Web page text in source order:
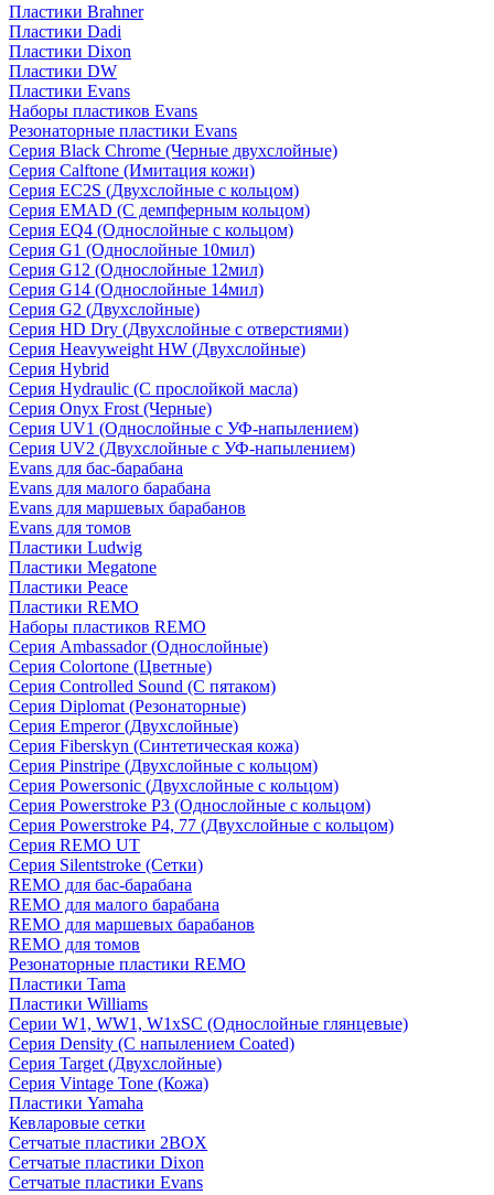
Пластики Brahner
Пластики Dadi
Пластики Dixon
Пластики DW
Пластики Evans
Наборы пластиков Evans
Резонаторные пластики Evans
Серия Black Chrome (Черные двухслойные)
Серия Calftone (Имитация кожи)
Серия EC2S (Двухслойные с кольцом)
Серия EMAD (С демпферным кольцом)
Серия EQ4 (Однослойные с кольцом)
Серия G1 (Однослойные 10мил)
Серия G12 (Однослойные 12мил)
Серия G14 (Однослойные 14мил)
Серия G2 (Двухслойные)
Серия HD Dry (Двухслойные с отверстиями)
Серия Heavyweight HW (Двухслойные)
Серия Hybrid
Серия Hydraulic (С прослойкой масла)
Серия Onyx Frost (Черные)
Серия UV1 (Однослойные с УФ-напылением)
Серия UV2 (Двухслойные с УФ-напылением)
Evans для бас-барабана
Evans для малого барабана
Evans для маршевых барабанов
Evans для томов
Пластики Ludwig
Пластики Megatone
Пластики Peace
Пластики REMO
Наборы пластиков REMO
Серия Ambassador (Однослойные)
Серия Colortone (Цветные)
Серия Controlled Sound (С пятаком)
Серия Diplomat (Резонаторные)
Серия Emperor (Двухслойные)
Серия Fiberskyn (Синтетическая кожа)
Серия Pinstripe (Двухслойные с кольцом)
Серия Powersonic (Двухслойные с кольцом)
Серия Powerstroke P3 (Однослойные с кольцом)
Серия Powerstroke P4, 77 (Двухслойные с кольцом)
Серия REMO UT
Серия Silentstroke (Сетки)
REMO для бас-барабана
REMO для малого барабана
REMO для маршевых барабанов
REMO для томов
Резонаторные пластики REMO
Пластики Tama
Пластики Williams
Серии W1, WW1, W1xSC (Однослойные глянцевые)
Серия Density (C напылением Coated)
Серия Target (Двухслойные)
Серия Vintage Tone (Кожа)
Пластики Yamaha
Кевларовые сетки
Сетчатые пластики 2BOX
Сетчатые пластики Dixon
Сетчатые пластики Evans